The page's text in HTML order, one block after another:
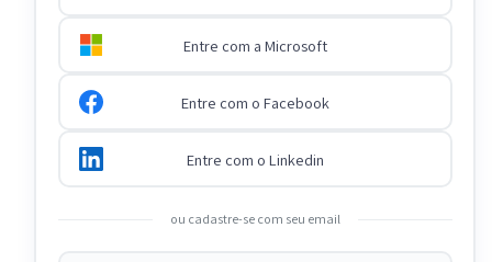
Entre com a Microsoft
Entre com o Facebook
Entre com o Linkedin
ou cadastre-se com seu email